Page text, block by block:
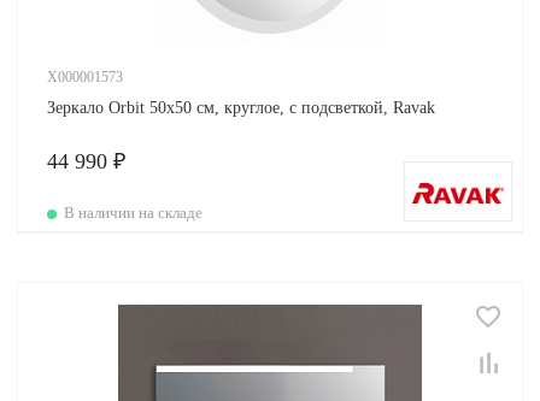
X000001573
Зеркало Orbit 50х50 см, круглое, с подсветкой, Ravak
44 990 ₽
В наличии на складе